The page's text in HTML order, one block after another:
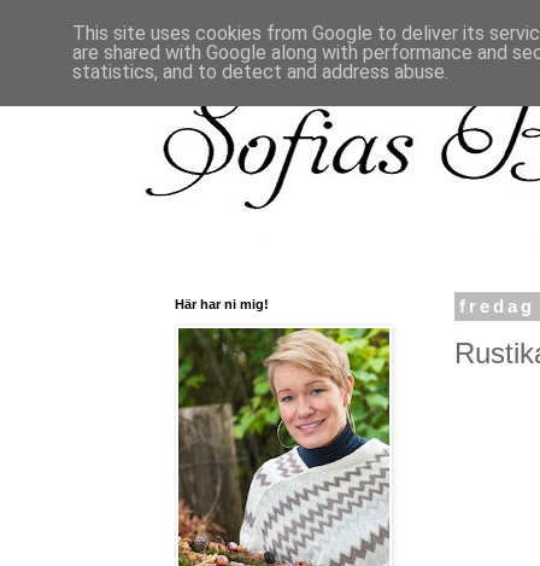
fredag
Här har ni mig!
This site uses cookies from Google to deliver its
are shared with Google along with performance and
statistics, and to detect and address abuse.